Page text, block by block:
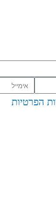
אימייל
הפרטיות